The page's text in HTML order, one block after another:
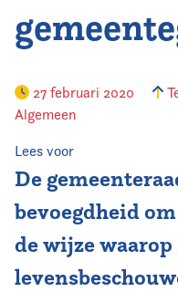
27 februari 2020
Algemeen
Lees voor
De
bevoegdheid
de wijze